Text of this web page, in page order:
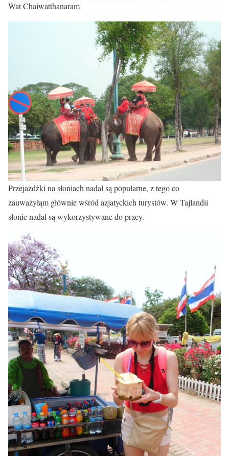
Wat Chaiwatthanaram
Przejażdżki na słoniach nadal są popularne, z tego co
zauważyłąm głównie wśród azjatyckich turystów. W Tajlandii
słonie nadal są wykorzystywane do pracy.